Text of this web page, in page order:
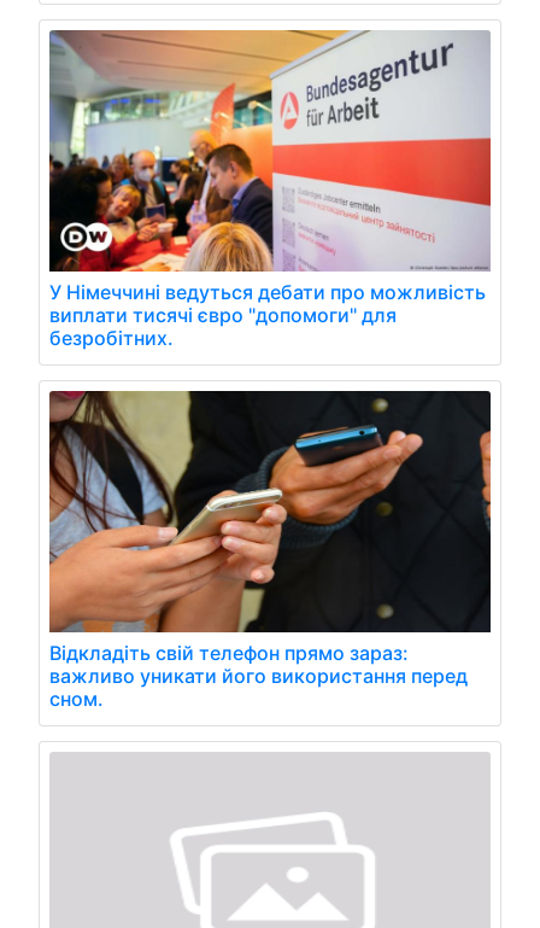
У Німеччині ведуться дебати про можливість
виплати тисячі євро "допомоги" для
безробітних.
Відкладіть свій телефон прямо зараз:
важливо уникати його використання перед
сном.